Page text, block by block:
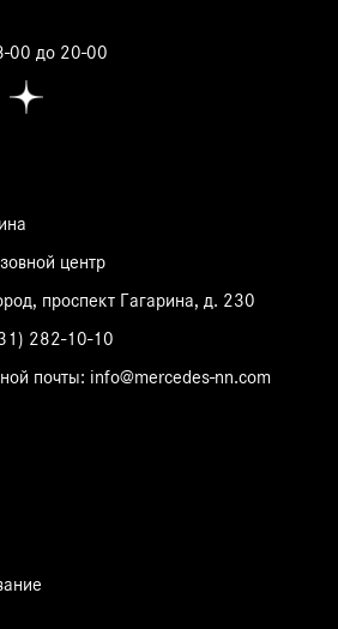
00 до 20-00
центр
проспект Гагарина, д. 230
282-10-10
почты: info@mercedes-nn.com